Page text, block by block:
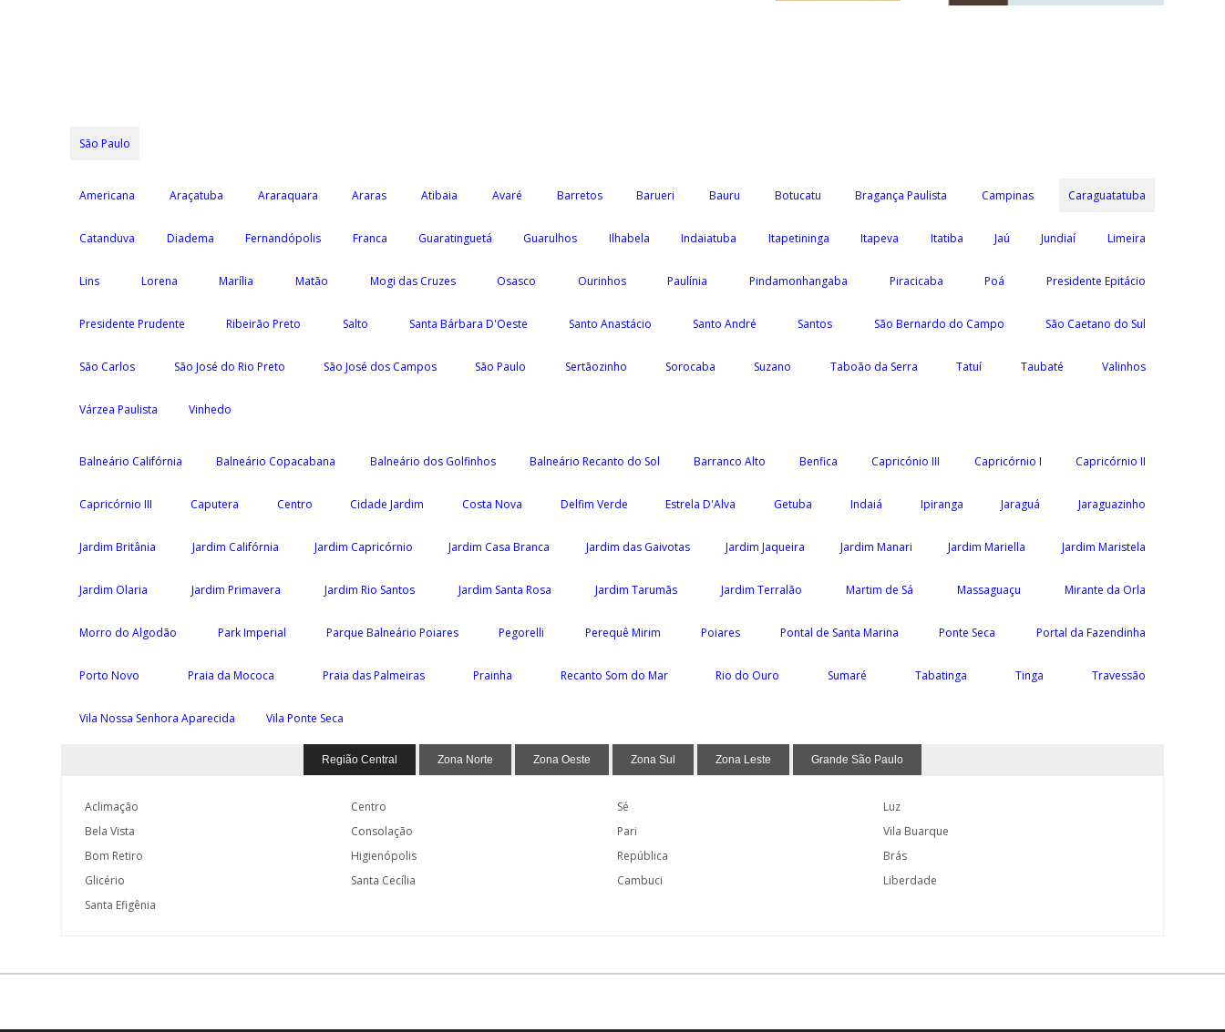
São Paulo
Americana Araçatuba Araraquara Araras Atibaia Avaré Barretos Barueri Bauru Botucatu Bragança Paulista Campinas Caraguatatuba
Catanduva Diadema Fernandópolis Franca Guaratinguetá Guarulhos Ilhabela Indaiatuba Itapetininga Itapeva Itatiba Jaú Jundiaí Limeira
Lins Lorena Marília Matão Mogi das Cruzes Osasco Ourinhos Paulínia Pindamonhangaba Piracicaba Poá Presidente Epitácio
Presidente Prudente Ribeirão Preto Salto Santa Bárbara D'Oeste Santo Anastácio Santo André Santos São Bernardo do Campo São Caetano do Sul
São Carlos São José do Rio Preto São José dos Campos São Paulo Sertãozinho Sorocaba Suzano Taboão da Serra Tatuí Taubaté Valinhos
Várzea Paulista Vinhedo
Balneário Califórnia Balneário Copacabana Balneário dos Golfinhos Balneário Recanto do Sol Barranco Alto Benfica Capricónio III Capricórnio I Capricórnio II
Capricórnio III Caputera Centro Cidade Jardim Costa Nova Delfim Verde Estrela D'Alva Getuba Indaiá Ipiranga Jaraguá Jaraguazinho
Jardim Britânia Jardim Califórnia Jardim Capricórnio Jardim Casa Branca Jardim das Gaivotas Jardim Jaqueira Jardim Manari Jardim Mariella Jardim Maristela
Jardim Olaria Jardim Primavera Jardim Rio Santos Jardim Santa Rosa Jardim Tarumãs Jardim Terralão Martim de Sá Massaguaçu Mirante da Orla
Morro do Algodão Park Imperial Parque Balneário Poiares Pegorelli Perequê Mirim Poiares Pontal de Santa Marina Ponte Seca Portal da Fazendinha
Porto Novo Praia da Mococa Praia das Palmeiras Prainha Recanto Som do Mar Rio do Ouro Sumaré Tabatinga Tinga Travessão
Vila Nossa Senhora Aparecida Vila Ponte Seca
Região Central Zona Norte Zona Oeste Zona Sul Zona Leste Grande São Paulo
Aclimação Centro Sé
Luz
Bela Vista
Consolação Pari
Vila Buarque
Bom Retiro
Higienópolis República
Brás
Glicério
Santa Cecília Cambuci
Liberdade
Santa Efigênia